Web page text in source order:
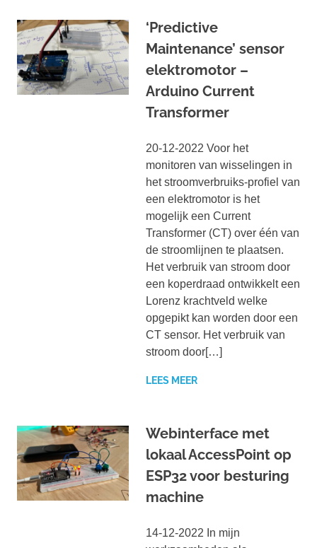
‘Predictive
Maintenance’ sensor
elektromotor –
Arduino Current
Transformer
20-12-2022 Voor het
monitoren van wisselingen in
het stroomverbruiks-profiel van
een elektromotor is het
mogelijk een Current
Transformer (CT) over één van
de stroomlijnen te plaatsen.
Het verbruik van stroom door
een koperdraad ontwikkelt een
Lorenz krachtveld welke
opgepikt kan worden door een
CT sensor. Het verbruik van
stroom door[…]
LEES MEER
Webinterface met
lokaal AccessPoint op
ESP32 voor besturing
machine
14-12-2022 In mijn